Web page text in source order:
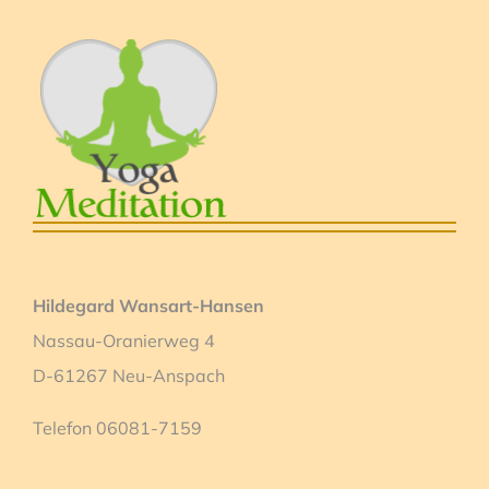
Hildegard Wansart-Hansen
Nassau-Oranierweg 4
D-61267 Neu-Anspach
Telefon 06081-7159